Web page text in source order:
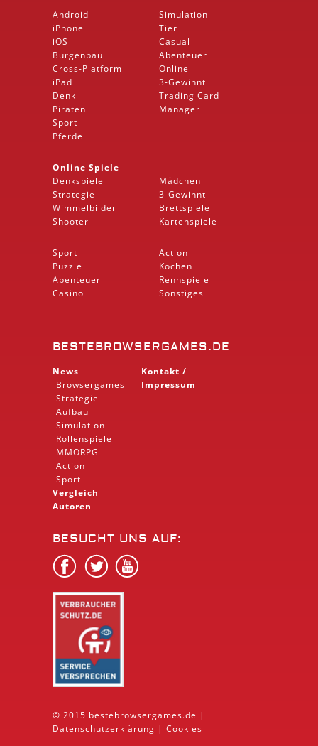
Android
iPhone
iOS
Burgenbau
Cross-Platform
iPad
Denk
Piraten
Sport
Pferde
Simulation
Tier
Casual
Abenteuer
Online
3-Gewinnt
Trading Card
Manager
Online Spiele
Denkspiele
Strategie
Wimmelbilder
Shooter
Mädchen
3-Gewinnt
Brettspiele
Kartenspiele
Sport
Puzzle
Abenteuer
Casino
Action
Kochen
Rennspiele
Sonstiges
BESTEBROWSERGAMES.DE
News
Browsergames
Strategie
Aufbau
Simulation
Rollenspiele
MMORPG
Action
Sport
Vergleich
Autoren
Kontakt /
Impressum
BESUCHT UNS AUF:
© 2015 bestebrowsergames.de |
Datenschutzerklärung | Cookies